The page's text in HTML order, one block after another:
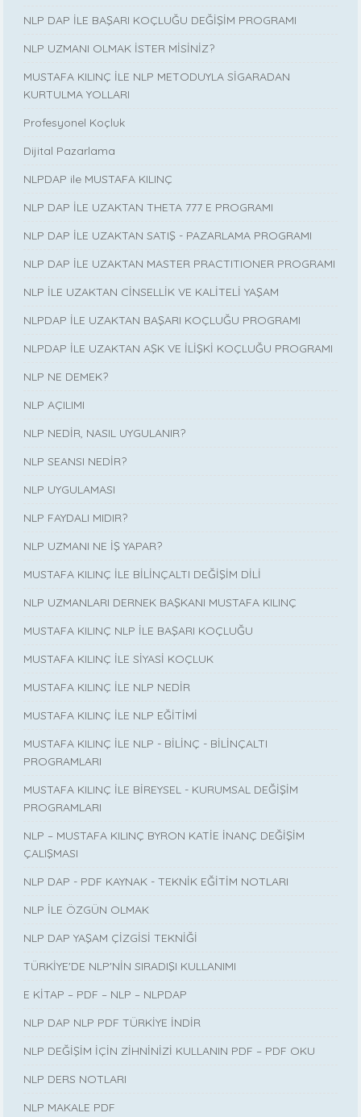
NLP DAP İLE BAŞARI KOÇLUĞU DEĞİŞİM PROGRAMI
NLP UZMANI OLMAK İSTER MİSİNİZ?
MUSTAFA KILINÇ İLE NLP METODUYLA SİGARADAN
KURTULMA YOLLARI
Profesyonel Koçluk
Dijital Pazarlama
NLPDAP ile MUSTAFA KILINÇ
NLP DAP İLE UZAKTAN THETA 777 E PROGRAMI
NLP DAP İLE UZAKTAN SATIŞ - PAZARLAMA PROGRAMI
NLP DAP İLE UZAKTAN MASTER PRACTITIONER PROGRAMI
NLP İLE UZAKTAN CİNSELLİK VE KALİTELİ YAŞAM
NLPDAP İLE UZAKTAN BAŞARI KOÇLUĞU PROGRAMI
NLPDAP İLE UZAKTAN AŞK VE İLİŞKİ KOÇLUĞU PROGRAMI
NLP NE DEMEK?
NLP AÇILIMI
NLP NEDİR, NASIL UYGULANIR?
NLP SEANSI NEDİR?
NLP UYGULAMASI
NLP FAYDALI MIDIR?
NLP UZMANI NE İŞ YAPAR?
MUSTAFA KILINÇ İLE BİLİNÇALTI DEĞİŞİM DİLİ
NLP UZMANLARI DERNEK BAŞKANI MUSTAFA KILINÇ
MUSTAFA KILINÇ NLP İLE BAŞARI KOÇLUĞU
MUSTAFA KILINÇ İLE SİYASİ KOÇLUK
MUSTAFA KILINÇ İLE NLP NEDİR
MUSTAFA KILINÇ İLE NLP EĞİTİMİ
MUSTAFA KILINÇ İLE NLP - BİLİNÇ - BİLİNÇALTI
PROGRAMLARI
MUSTAFA KILINÇ İLE BİREYSEL - KURUMSAL DEĞİŞİM
PROGRAMLARI
NLP – MUSTAFA KILINÇ BYRON KATİE İNANÇ DEĞİŞİM
ÇALIŞMASI
NLP DAP - PDF KAYNAK - TEKNİK EĞİTİM NOTLARI
NLP İLE ÖZGÜN OLMAK
NLP DAP YAŞAM ÇİZGİSİ TEKNİĞİ
TÜRKİYE'DE NLP'NİN SIRADIŞI KULLANIMI
E KİTAP – PDF – NLP – NLPDAP
NLP DAP NLP PDF TÜRKİYE İNDİR
NLP DEĞİŞİM İÇİN ZİHNİNİZİ KULLANIN PDF – PDF OKU
NLP DERS NOTLARI
NLP MAKALE PDF